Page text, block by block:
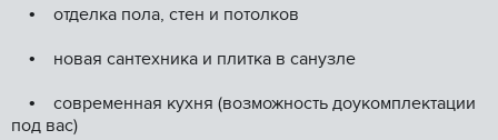
• отделка пола, стен и потолков
• новая сантехника и плитка в санузле
• современная кухня (возможность доукомплектации
под вас)